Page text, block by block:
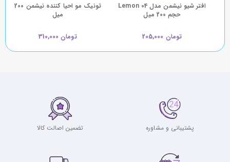
افتر شیو نیشمن مدل 04 Lemon
حجم 200 میل
تومان 205,000
تونیک مو احیا کننده نیشمن 200
میل
تومان 310,000
پشتیبانی و مشاوره تضمین اصالت کالا